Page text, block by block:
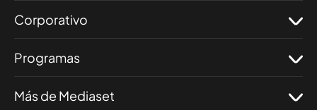
Corporativo
Programas
Más de Mediaset